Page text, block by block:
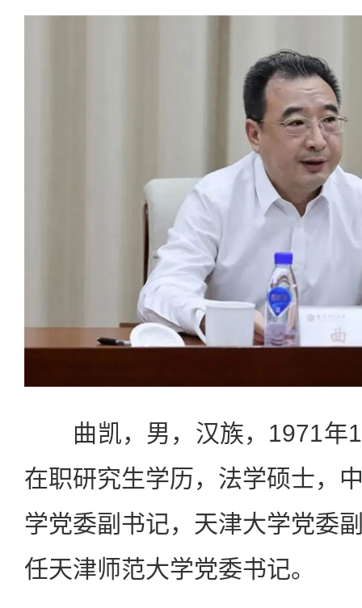
曲凯，男，汉族，1971年1
在职研究生学历，法学硕士，
学党委副书记，天津大学党委
任天津师范大学党委书记。